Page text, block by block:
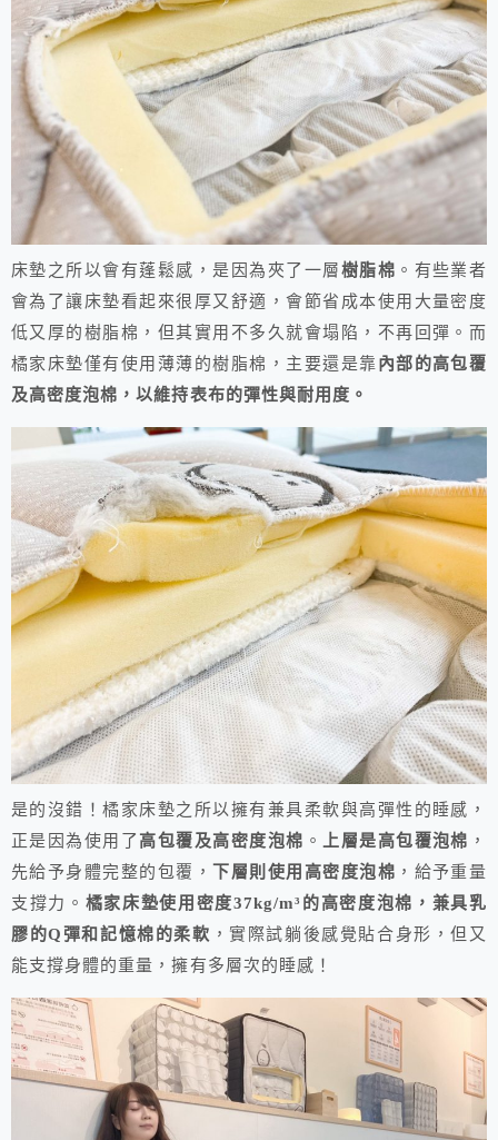
床墊之所以會有蓬鬆感，是因為夾了一層樹脂棉 。有些業者
會為了讓床墊看起來很厚又舒適，會節省成本使用大量密度
低又厚的樹脂棉，但其實用不多久就會塌陷，不再回彈。而
橘家床墊僅有使用薄薄的樹脂棉，主要還是靠 內部的高包覆
及高密度泡棉，以維持表布的彈性與耐用度。
是的沒錯！橘家床墊之所以擁有兼具柔軟與高彈性的睡感，
正是因為使用了 高包覆及高密度泡棉 。 上層是高包覆泡棉 ，
先給予身體完整的包覆，
下層則使用高密度泡棉 ，給予重量
支撐力。 橘家床墊使用密度37kg/m³的高密度泡棉，兼具乳
膠的Q彈和記憶棉的柔軟 ，實際試躺後感覺貼合身形，但又
能支撐身體的重量，擁有多層次的睡感！